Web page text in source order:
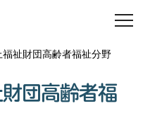
祉財団高齢者福祉分野
団高齢者福